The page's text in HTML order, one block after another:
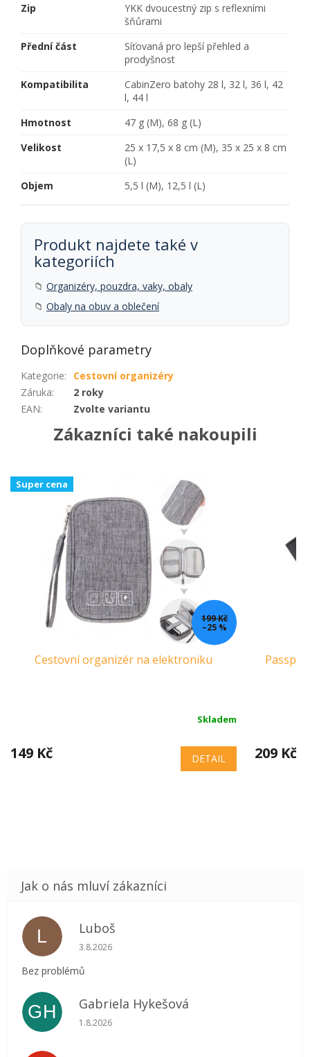
Zip
YKK dvoucestný zip s reflexními
šňůrami
Přední část
Síťovaná pro lepší přehled a
prodyšnost
Kompatibilita
CabinZero batohy 28 l, 32 l, 36 l, 42
l, 44 l
Hmotnost
47 g (M), 68 g (L)
Velikost
25 x 17,5 x 8 cm (M), 35 x 25 x 8 cm
(L)
Objem
5,5 l (M), 12,5 l (L)
Produkt najdete také v
kategoriích
📁 Organizéry, pouzdra, vaky, obaly
📁 Obaly na obuv a oblečení
Doplňkové parametry
Kategorie:
Cestovní organizéry
Záruka:
2 roky
EAN: Zvolte variantu
Zákazníci také nakoupili
Super cena
199 Kč
–25 %
Cestovní organizér na elektroniku
Skladem
149 Kč DETAIL 209 Kč
L Luboš
Hodnocení obchodu je 5 z 5 hvězdiček.
3.8.2026
Bez problémů
GH Gabriela Hykešová
Hodnocení obchodu je 5 z 5 hvězdiček.
1.8.2026